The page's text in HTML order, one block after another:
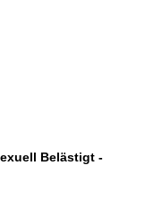
Belästigt -